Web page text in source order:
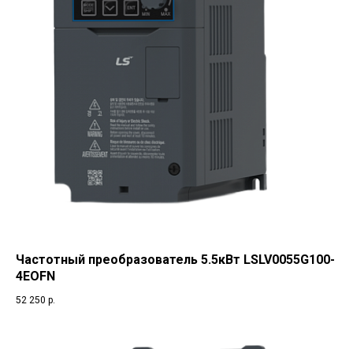
Частотный преобразователь 5.5кВт LSLV0055G100-
4EOFN
52 250 р.